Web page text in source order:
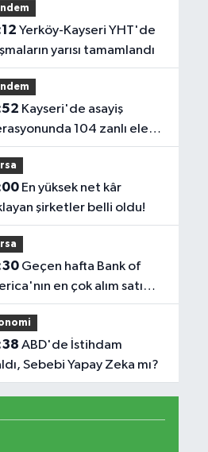
yarısı tamamlandı
104 zanlı ele
En yüksek net kâr
şirketler belli oldu!
Geçen hafta Bank of
en çok alım satım
hisseler
Sebebi Yapay Zeka mı?